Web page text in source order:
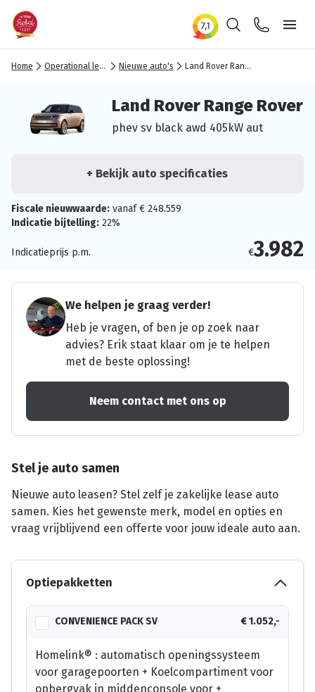
ZoekenContact
Home Operational lease Nieuwe auto's Land Rover Range Rover
Land Rover Range Rover
phev sv black awd 405kW aut
+ Bekijk auto specificaties
Fiscale nieuwwaarde: vanaf € 248.559
Indicatie bijtelling: 22%
Indicatieprijs p.m. €3.982
We helpen je graag verder!
Heb je vragen, of ben je op zoek naar
advies? Erik staat klaar om je te helpen
met de beste oplossing!
Neem contact met ons op
Stel je auto samen
Nieuwe auto leasen? Stel zelf je zakelijke lease auto
samen. Kies het gewenste merk, model en opties en
vraag vrijblijvend een offerte voor jouw ideale auto aan.
Optiepakketten
CONVENIENCE PACK SV € 1.052,-
Homelink® : automatisch openingssysteem
voor garagepoorten + Koelcompartiment voor
opbergvak in middenconsole voor +